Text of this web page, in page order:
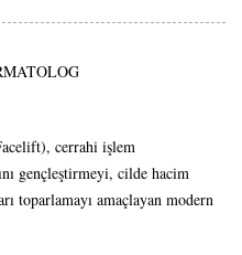
cerrahi işlem
gençleştirmeyi, cilde hacim
toparlamayı amaçlayan modern